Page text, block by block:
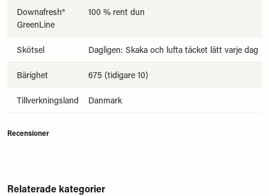
Downafresh®
GreenLine
100 % rent dun
Skötsel Dagligen: Skaka och lufta täcket lätt varje dag
Bärighet 675 (tidigare 10)
Tillverkningsland Danmark
Recensioner
Relaterade kategorier